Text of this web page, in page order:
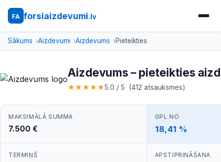
FA forsiaizdevumi.lv
Sākums Aizdevumi Aizdevums Pieteikties
Aizdevums – pieteikties
★★★★★5.0 / 5 (412 atsauksmes)
MAKSIMĀLĀ SUMMA
7.500 €
GPL NO
18,41 %
TERMIŅŠ APSTIPRINĀŠANA